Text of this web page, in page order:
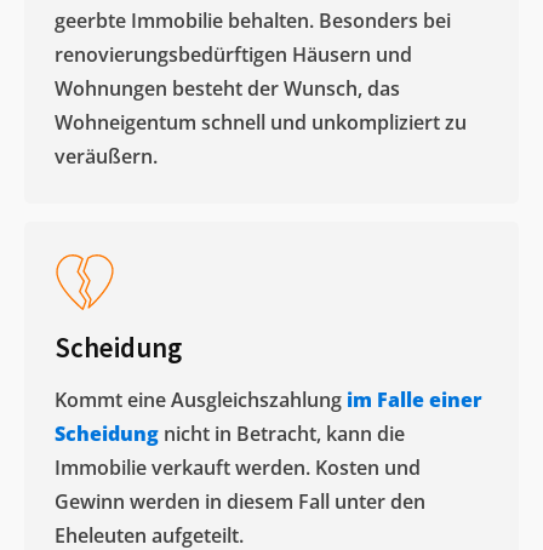
geerbte Immobilie behalten. Besonders bei
renovierungsbedürftigen Häusern und
Wohnungen besteht der Wunsch, das
Wohneigentum schnell und unkompliziert zu
veräußern. ​
Scheidung
Kommt eine Ausgleichszahlung im Falle einer
Scheidung nicht in Betracht, kann die
Immobilie verkauft werden. Kosten und
Gewinn werden in diesem Fall unter den
Eheleuten aufgeteilt.​